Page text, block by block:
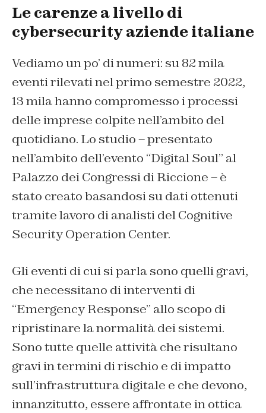
Le carenze a livello di
cybersecurity aziende italiane
Vediamo un po’ di numeri: su 82 mila
eventi rilevati nel primo semestre 2022,
13 mila hanno compromesso i processi
delle imprese colpite nell’ambito del
quotidiano. Lo studio – presentato
nell’ambito dell’evento “Digital Soul” al
Palazzo dei Congressi di Riccione – è
stato creato basandosi su dati ottenuti
tramite lavoro di analisti del Cognitive
Security Operation Center.
Gli eventi di cui si parla sono quelli gravi,
che necessitano di interventi di
“Emergency Response” allo scopo di
ripristinare la normalità dei sistemi.
Sono tutte quelle attività che risultano
gravi in termini di rischio e di impatto
sull’infrastruttura digitale e che devono,
innanzitutto, essere affrontate in ottica